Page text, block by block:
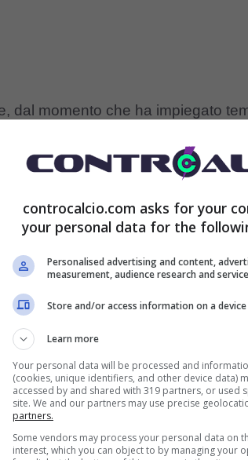
dal momento che ha impiegato
campionato ed in particolar
delle vette incredibili. Adesso è
ed una grande occasione per
in Italia: cosa sta
al meglio, nonostante comunque
altri compagni, ha sofferto in
ha fatto i conti con le tante
controcalcio.com asks for your
your personal data for the
Personalised advertising and content,
measurement, audience research and
Store and/or access information on a device
Learn more
Your personal data will be processed and
(cookies, unique identifiers, and other device data)
accessed by and shared with 319 partners, or used
site. We and our partners may use precise
partners.
Some vendors may process your personal data on
interest, which you can object to by managing your